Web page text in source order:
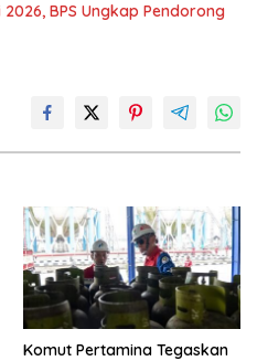
BPS Ungkap Pendorong
Komut Pertamina Tegaskan